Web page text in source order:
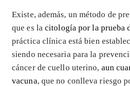
Existe, además, un método de
que es lacitología por la prueba
práctica clínica está bien
siendo necesaria para la
cáncer de cuello uterino, aun
vacuna, que no conlleva riesgo